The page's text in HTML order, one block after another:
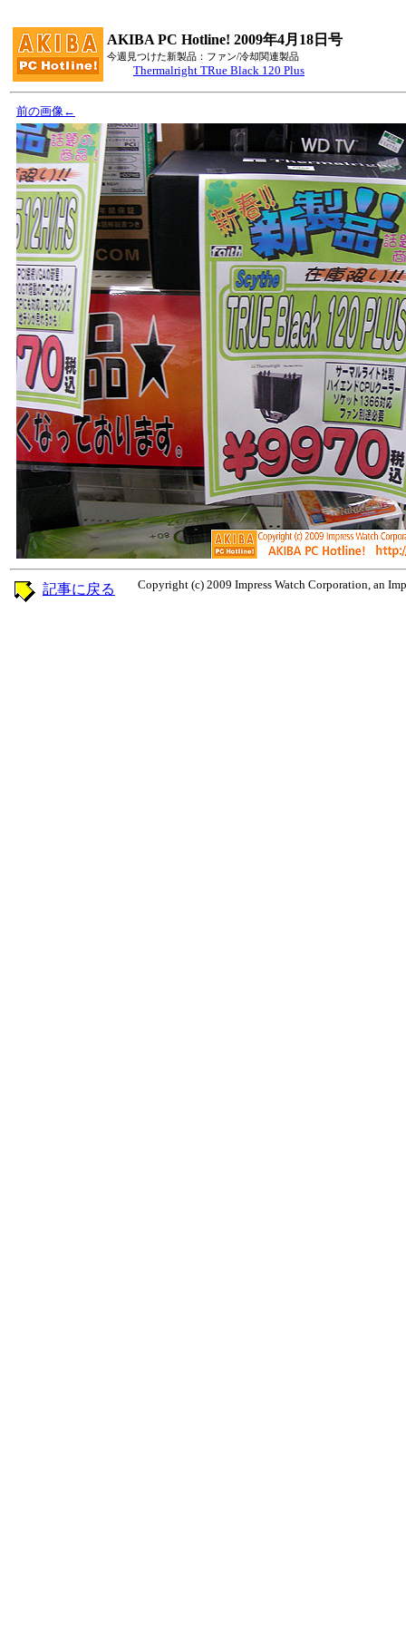
AKIBA PC Hotline! 2009年4月18日号
今週見つけた新製品：ファン/冷却関連製品
Thermalright TRue Black 120 Plus
前の画像←
記事に戻る Copyright (c) 2009 Impress Watch Corporation, an